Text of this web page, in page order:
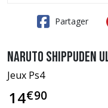
Partager
Naruto Shippuden
Jeux Ps4
14€90